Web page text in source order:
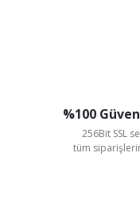
%100
256Bit SSL
tüm